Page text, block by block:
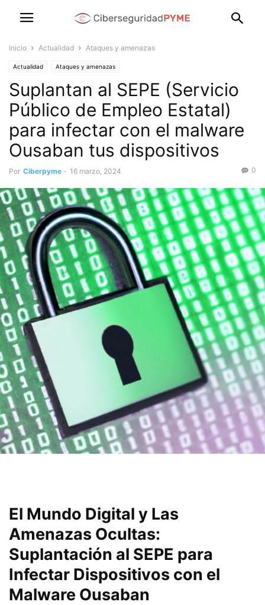
Inicio Actualidad Ataques y amenazas
Actualidad Ataques y amenazas
Suplantan al SEPE (Servicio
Público de Empleo Estatal)
para infectar con el malware
Ousaban tus dispositivos
Por Ciberpyme - 16 marzo, 2024 0
El Mundo Digital y ⁢Las
Amenazas Ocultas:
Suplantación al SEPE para
Infectar Dispositivos con‍ el
Malware Ousaban